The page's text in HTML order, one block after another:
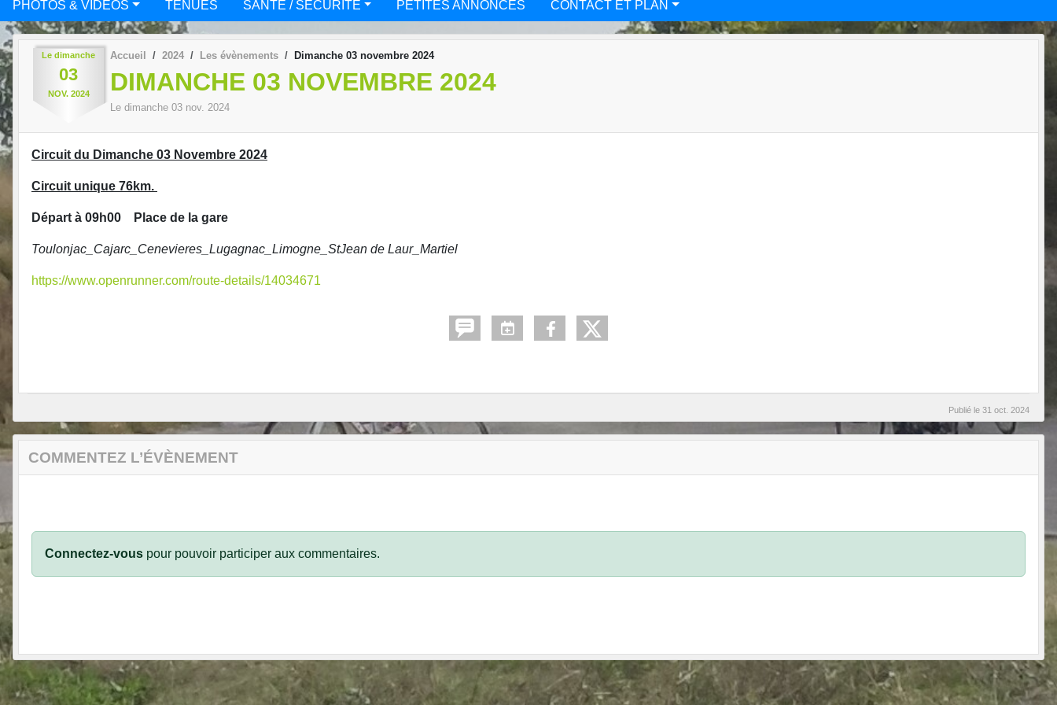
PHOTOS & VIDÉOS TENUES SANTÉ / SÉCURITÉ PETITES ANNONCES CONTACT ET PLAN
Le dimanche
03
NOV. 2024
Accueil 2024 Les évènements Dimanche 03 novembre 2024
DIMANCHE 03 NOVEMBRE 2024
Le dimanche 03 nov. 2024
Circuit du Dimanche 03 Novembre 2024
Circuit unique 76km.
Départ à 09h00 Place de la gare
Toulonjac_Cajarc_Cenevieres_Lugagnac_Limogne_StJean de Laur_Martiel
https://www.openrunner.com/route-details/14034671
Publié le 31 oct. 2024
COMMENTEZ L’ÉVÈNEMENT
Connectez-vous pour pouvoir participer aux commentaires.